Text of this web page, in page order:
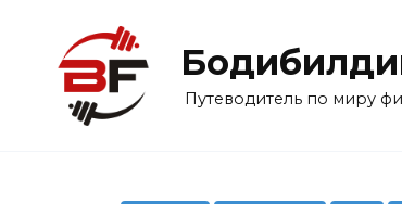
содержанию
Путеводитель по миру